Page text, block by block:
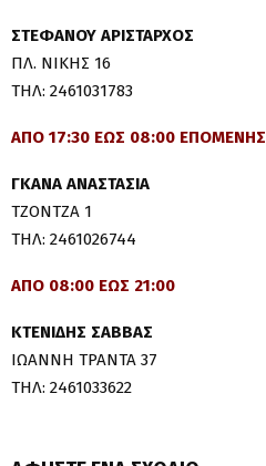
ΣΤΕΦΑΝΟΥ ΑΡΙΣΤΑΡΧΟΣ
ΠΛ. ΝΙΚΗΣ 16
ΤΗΛ: 2461031783
ΑΠΟ 17:30 ΕΩΣ 08:00 ΕΠΟΜΕΝΗΣ
ΓΚΑΝΑ ΑΝΑΣΤΑΣΙΑ
ΤΖΟΝΤΖΑ 1
ΤΗΛ: 2461026744
ΑΠΟ 08:00 ΕΩΣ 21:00
ΚΤΕΝΙΔΗΣ ΣΑΒΒΑΣ
ΙΩΑΝΝΗ ΤΡΑΝΤΑ 37
ΤΗΛ: 2461033622